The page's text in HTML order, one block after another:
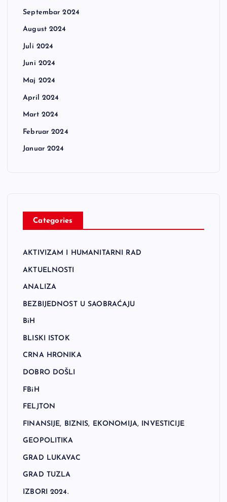
Septembar 2024
August 2024
Juli 2024
Juni 2024
Maj 2024
April 2024
Mart 2024
Februar 2024
Januar 2024
Categories
AKTIVIZAM I HUMANITARNI RAD
AKTUELNOSTI
ANALIZA
BEZBIJEDNOST U SAOBRAĆAJU
BiH
BLISKI ISTOK
CRNA HRONIKA
DOBRO DOŠLI
FBiH
FELJTON
FINANSIJE, BIZNIS, EKONOMIJA, INVESTICIJE
GEOPOLITIKA
GRAD LUKAVAC
GRAD TUZLA
IZBORI 2024.